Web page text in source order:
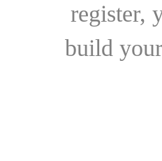
register,
build